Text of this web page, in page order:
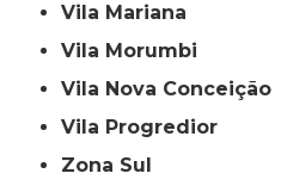
Vila Mariana
Vila Morumbi
Vila Nova Conceição
Vila Progredior
Zona Sul